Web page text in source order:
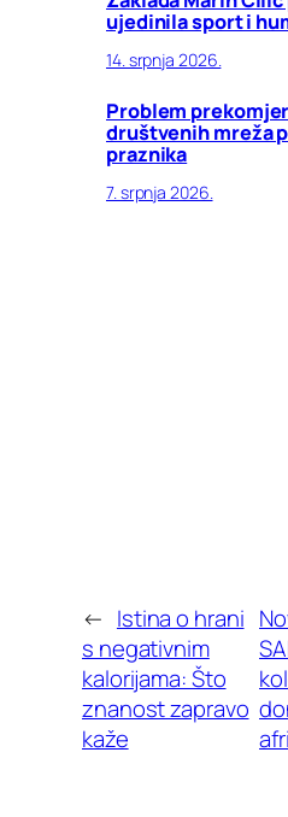
ujedinila sport i
14. srpnja 2026.
Problem
društvenih mreža
praznika
7. srpnja 2026.
← Istina o hrani
s negativnim
kalorijama: Što
znanost zapravo
kaže